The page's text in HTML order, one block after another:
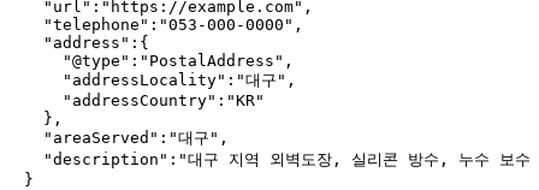
  "url":"https://example.com",
  "telephone":"053-000-0000",
  "address":{
    "@type":"PostalAddress",
    "addressLocality":"대구",
    "addressCountry":"KR"
  },
  "areaServed":"대구",
"description":"대구 지역 외벽도장, 실리콘 방수, 누수 보수
}